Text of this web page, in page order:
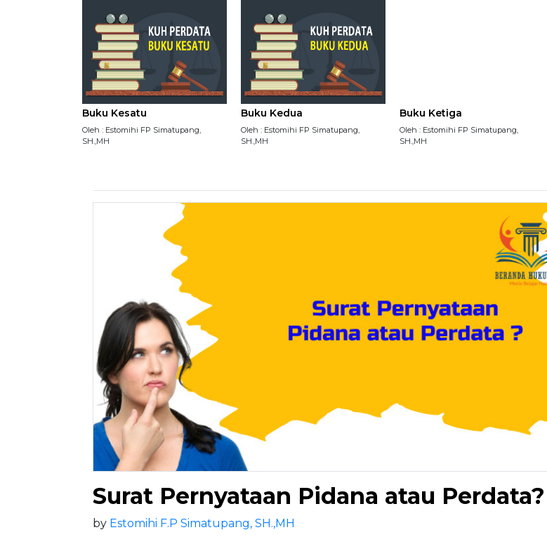
Buku Kesatu
Oleh : Estomihi FP Simatupang,
SH.,MH
Buku Kedua
Oleh : Estomihi FP Simatupang,
SH.,MH
Buku Ketiga
Oleh : Estomihi FP Simatupang,
SH.,MH
Surat Pernyataan Pidana atau Perdata?
by Estomihi F.P Simatupang, SH.,MH